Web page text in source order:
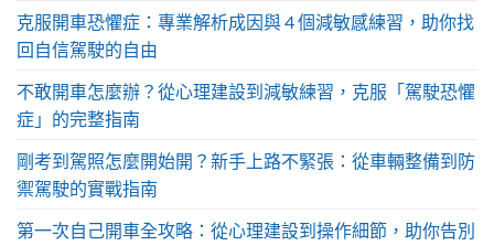
克服開車恐懼症：專業解析成因與 4 個減敏感練習，助你找
回自信駕駛的自由
不敢開車怎麼辦？從心理建設到減敏練習，克服「駕駛恐懼
症」的完整指南
剛考到駕照怎麼開始開？新手上路不緊張：從車輛整備到防
禦駕駛的實戰指南
第一次自己開車全攻略：從心理建設到操作細節，助你告別